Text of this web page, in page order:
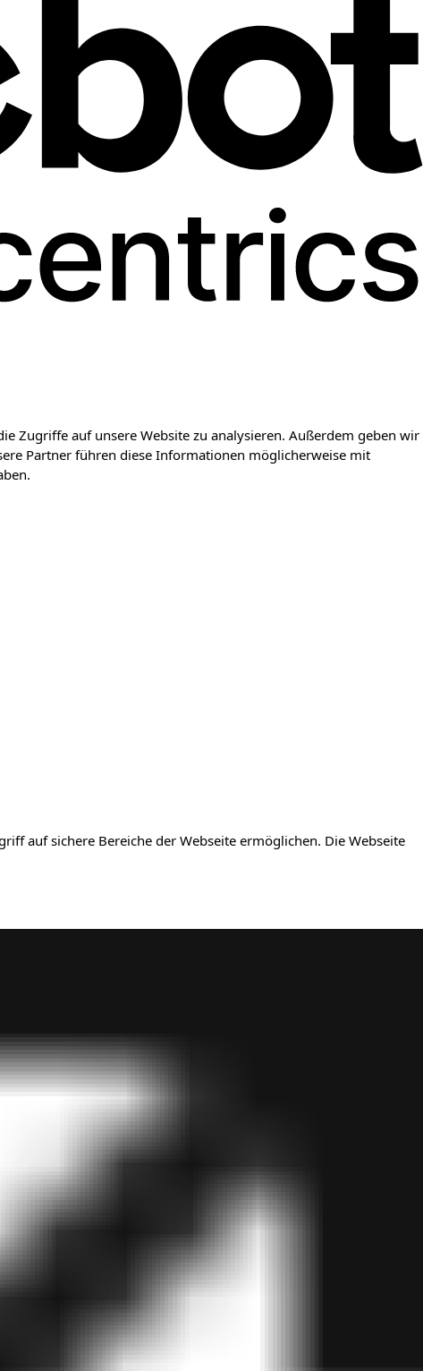
Zugriffe auf unsere Website zu analysieren. Außerdem geben wir
Partner führen diese Informationen möglicherweise mit
auf sichere Bereiche der Webseite ermöglichen. Die Webseite